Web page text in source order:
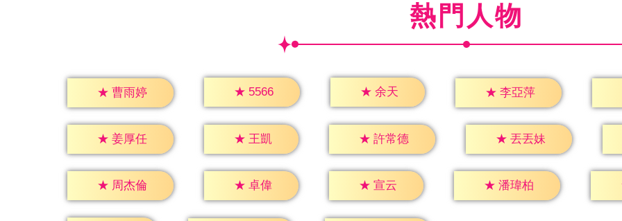
熱門人物
★ 曹雨婷 ★ 5566 ★ 余天 ★ 李亞萍
★ 姜厚任 ★ 王凱 ★ 許常德 ★ 丟丟妹
★ 周杰倫 ★ 卓偉 ★ 宣云 ★ 潘瑋柏